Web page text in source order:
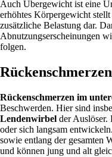
Auch Übergewicht ist eine
erhöhtes Körpergewicht
zusätzliche Belastung dar.
Abnutzungserscheinungen
folgen.
Rückenschmerzen im
Beschwerden. Hier sind
Lendenwirbel der Auslöser.
oder sich langsam
sowie entlang der gesamten
und können jung und alt